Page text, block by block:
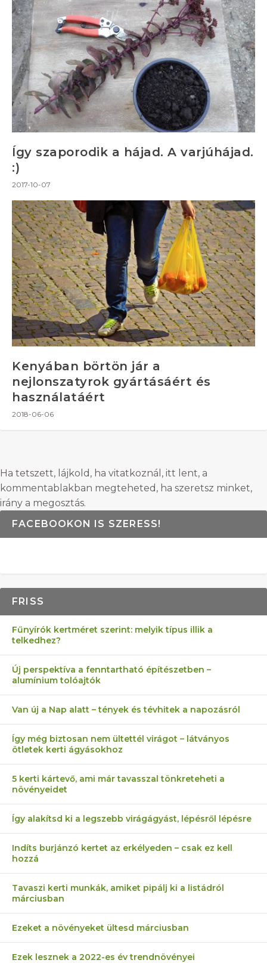
Így szaporodik a hájad. A varjúhájad.
:)
2017-10-07
Kenyában börtön jár a
nejlonszatyrok gyártásáért és
használatáért
2018-06-06
Ha tetszett, lájkold, ha vitatkoznál, itt lent, a
kommentablakban megteheted, ha szeretsz minket,
irány a megosztás.
FACEBOOKON IS SZERESS!
FRISS
Fűnyírók kertméret szerint: melyik típus illik a
telkedhez?
Új perspektíva a fenntartható építészetben –
alumínium tolóajtók
Van új a Nap alatt – tények és tévhitek a napozásról
Így még biztosan nem ültettél virágot – látványos
ötletek kerti ágyásokhoz
5 kerti kártevő, ami már tavasszal tönkreteheti a
növényeidet
Így alakítsd ki a legszebb virágágyást, lépésről lépésre
Indíts burjánzó kertet az erkélyeden – csak ez kell
hozzá
Tavaszi kerti munkák, amiket pipálj ki a listádról
márciusban
Ezeket a növényeket ültesd márciusban
Ezek lesznek a 2022-es év trendnövényei